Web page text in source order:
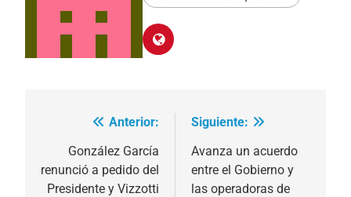
Navegación
entradas
Anterior:
González García
renunció a pedido del
Presidente y Vizzotti
Siguiente:
Avanza un acuerdo
entre el Gobierno y
las operadoras de